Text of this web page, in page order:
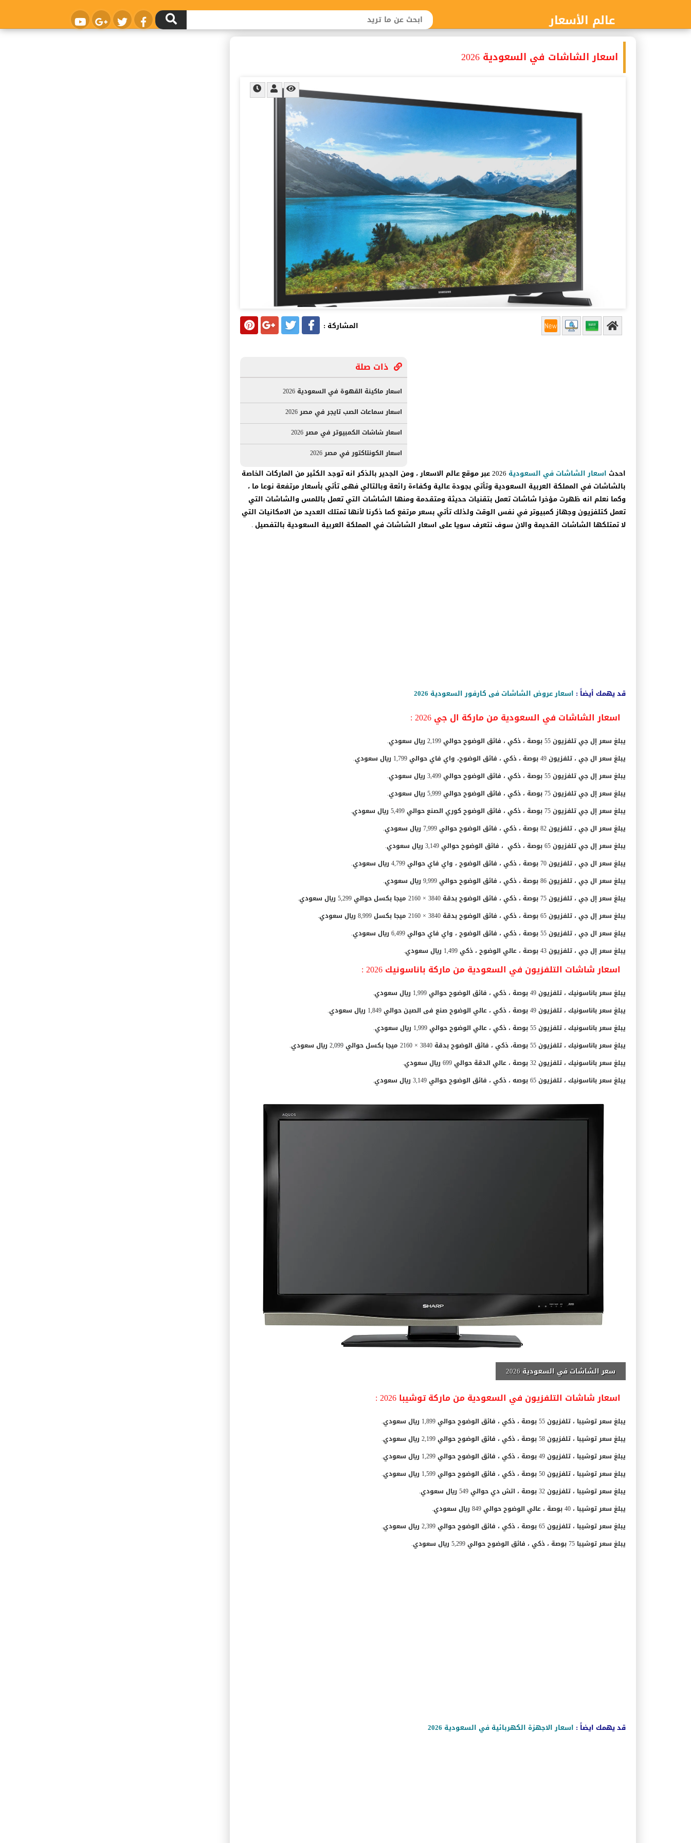
عالم الأسعار
اسعار الشاشات في السعودية 2026
المشاركة :
ذات صلة
اسعار ماكينة القهوة في السعودية 2026
اسعار سماعات الصب تايجر في مصر 2026
اسعار شاشات الكمبيوتر في مصر 2026
اسعار الكونتاكتور في مصر 2026
احدث اسعار الشاشات في السعودية
2026 عبر موقع عالم الاسعار ، ومن الجدير بالذكر انه توجد الكثير من الماركات الخاصة
بالشاشات في المملكة العربية السعودية وتأتي بجودة عالية وكفاءة رائعة وبالتالي فهى تأتي بأسعار مرتفعة نوعا ما ،
وكما نعلم انه ظهرت مؤخرا شاشات تعمل بتقنيات حديثة ومتقدمة ومنها الشاشات التي تعمل باللمس والشاشات التي
تعمل كتلفزيون وجهاز كمبيوتر في نفس الوقت ولذلك تأتي بسعر مرتفع كما ذكرنا لأنها تمتلك العديد من الامكانيات التي
لا تمتلكها الشاشات القديمة والان سوف نتعرف سويا على اسعار الشاشات في المملكة العربية السعودية بالتفصيل .
قد يهمك أيضاً : اسعار عروض الشاشات فى كارفور السعودية 2026
اسعار الشاشات في السعودية من ماركة ال جي 2026 :
يبلغ سعر إل جي تلفزيون 55 بوصة ، ذكي ، فائق الوضوح حوالي 2,199 ريال سعودي.
يبلغ سعر ال جي ، تلفزيون 49 بوصة ، ذكي ، فائق الوضوح، واي فاي حوالي 1,799 ريال سعودي.
يبلغ سعر إل جي تلفزيون 55 بوصة ، ذكي ، فائق الوضوح حوالي 3,499 ريال سعودي.
يبلغ سعر إل جي تلفزيون 75 بوصة ، ذكي ، فائق الوضوح حوالي 5,999 ريال سعودي.
يبلغ سعر إل جي تلفزيون 75 بوصة ، ذكي ، فائق الوضوح كوري الصنع حوالي 5,499 ريال سعودي.
يبلغ سعر ال جي ، تلفزيون 82 بوصة ، ذكي ، فائق الوضوح حوالي 7,999 ريال سعودي.
يبلغ سعر إل جي تلفزيون 65 بوصة ، ذكي ، فائق الوضوح حوالي 3,149 ريال سعودي.
يبلغ سعر ال جي ، تلفزيون 70 بوصة ، ذكي ، فائق الوضوح ، واي فاي حوالي 4,799 ريال سعودي.
يبلغ سعر ال جي ، تلفزيون 86 بوصة ، ذكي ، فائق الوضوح حوالي 9,999 ريال سعودي.
يبلغ سعر إل جي ، تلفزيون 75 بوصة ، ذكي ، فائق الوضوح بدقة 3840 × 2160 ميجا بكسل حوالي 5,299 ريال سعودي.
يبلغ سعر إل جي ، تلفزيون 65 بوصة ، ذكي ، فائق الوضوح بدقة 3840 × 2160 ميجا بكسل 8,999 ريال سعودي.
يبلغ سعر ال جي ، تلفزيون 55 بوصة ، ذكي ، فائق الوضوح ، واي فاي حوالي 6,499 ريال سعودي.
يبلغ سعر إل جي ، تلفزيون 43 بوصة ، عالي الوضوح ، ذكي 1,499 ريال سعودي.
اسعار شاشات التلفزيون في السعودية من ماركة باناسونيك 2026 :
يبلغ سعر باناسونيك ، تلفزيون 49 بوصة ، ذكي ، فائق الوضوح حوالي 1,999 ريال سعودي.
يبلغ سعر باناسونيك ، تلفزيون 49 بوصة ، ذكي ، عالي الوضوح صنع فى الصين حوالي 1,849 ريال سعودي.
يبلغ سعر باناسونيك ، تلفزيون 55 بوصة ، ذكي ، عالي الوضوح حوالي 1,999 ريال سعودي.
يبلغ سعر باناسونيك ، تلفزيون 55 بوصة، ذكي ، فائق الوضوح بدقة 3840 × 2160 ميجا بكسل حوالي 2,099 ريال سعودي.
يبلغ سعر باناسونيك ، تلفزيون 32 بوصة ، عالي الدقة حوالي 699 ريال سعودي.
يبلغ سعر باناسونيك ، تلفزيون 65 بوصه ، ذكي ، فائق الوضوح حوالي 3,149 ريال سعودي.
سعر الشاشات في السعودية 2026
اسعار شاشات التلفزيون في السعودية من ماركة توشيبا 2026 :
يبلغ سعر توشيبا ، تلفزيون 55 بوصة ، ذكي ، فائق الوضوح حوالي 1,899 ريال سعودي.
يبلغ سعر توشيبا ، تلفزيون 58 بوصة ، ذكي ، فائق الوضوح حوالي 2,199 ريال سعودي.
يبلغ سعر توشيبا ، تلفزيون 49 بوصة ، ذكي ، فائق الوضوح حوالي 1,299 ريال سعودي.
يبلغ سعر توشيبا ، تلفزيون 50 بوصة ، ذكي ، فائق الوضوح حوالي 1,599 ريال سعودي.
يبلغ سعر توشيبا ، تلفزيون 32 بوصة ، اتش دي حوالي 549 ريال سعودي.
يبلغ سعر توشيبا ، 40 بوصة ، عالي الوضوح حوالي 849 ريال سعودي.
يبلغ سعر توشيبا ، تلفزيون 65 بوصة ، ذكي ، فائق الوضوح حوالي 2,399 ريال سعودي.
يبلغ سعر توشيبا 75 بوصة ، ذكي ، فائق الوضوح حوالي 5,299 ريال سعودي.
قد يهمك ايضاً : اسعار الاجهزة الكهربائية في السعودية 2026